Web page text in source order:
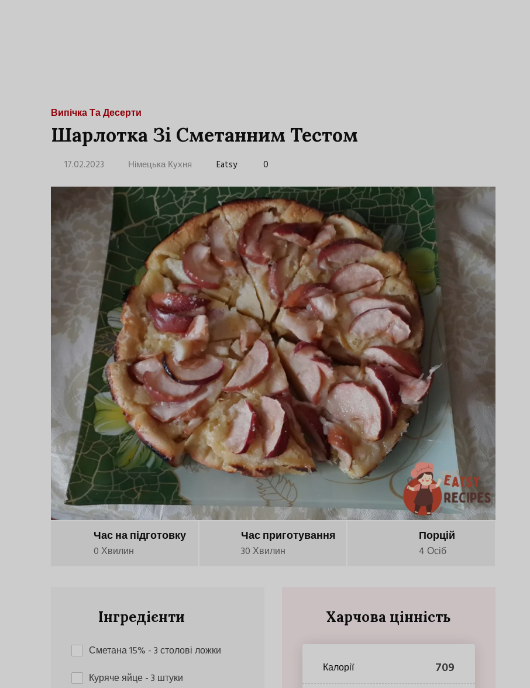
Випічка Та Десерти
Шарлотка Зі Сметанним Тестом
17.02.2023 Німецька Кухня Eatsy 0
Час на підготовку
0 Хвилин
Час приготування
30 Хвилин
Порцій
4 Осіб
Інгредієнти
Сметана 15% - 3 столові ложки
Куряче яйце- 3 штуки
Харчова цінність
Калорії 709